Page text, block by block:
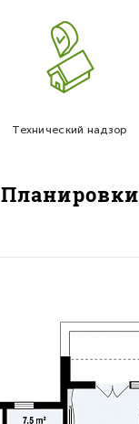
Технический надзор
Планировки